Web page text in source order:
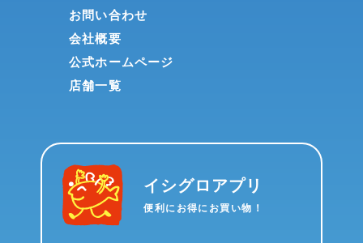
お問い合わせ
会社概要
公式ホームページ
店舗一覧
イシグロアプリ
便利にお得にお買い物！